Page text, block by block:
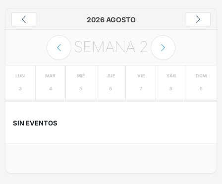
2026 AGOSTO
SEMANA 2
LUN
3
MAR
4
MIÉ
5
JUE
6
VIE
7
SÁB
8
DOM
9
SIN EVENTOS